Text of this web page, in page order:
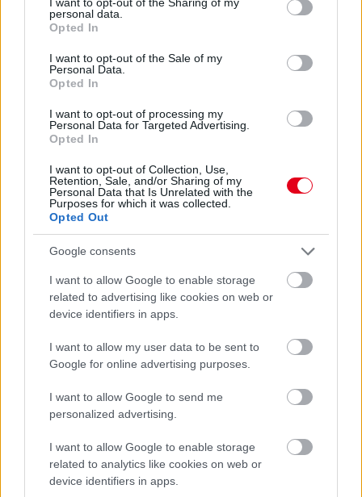
grant or deny consent to Google and its third-party tags to
use your data for below specified purposes in below Google
consent section.
personal data.
Opted In
I want to opt-out of the Sale of my
Personal Data.
Opted In
I want to opt-out of processing my
Personal Data for Targeted Advertising.
Opted In
I want to opt-out of Collection, Use,
Retention, Sale, and/or Sharing of my
Personal Data that Is Unrelated with the
Purposes for which it was collected.
Opted Out
Google consents
I want to allow Google to enable storage
related to advertising like cookies on web or
device identifiers in apps.
I want to allow my user data to be sent to
Google for online advertising purposes.
I want to allow Google to send me
personalized advertising.
I want to allow Google to enable storage
related to analytics like cookies on web or
device identifiers in apps.
4 órája
MotoGP: Bezzecchi közel egy másodpercet javított a
körrekordon